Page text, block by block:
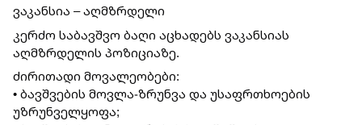
ვაკანსია – აღმზრდელი
კერძო საბავშვო ბაღი აცხადებს ვაკანსიას
აღმზრდელის პოზიციაზე.
ძირითადი მოვალეობები:
• ბავშვების მოვლა-ზრუნვა და უსაფრთხოების
უზრუნველყოფა;